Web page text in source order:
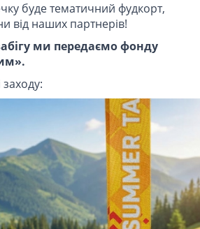
буде тематичний фудкорт,
від наших партнерів!
ми передаємо фонду
заходу: